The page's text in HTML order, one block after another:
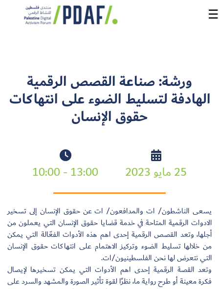
فعاليات
المنتدى
ومتحدثون
سابقة
سجل الآن
☰
ورشة: صناعة القصص الرقمية
الهادفة لتسليط الضوء على انتهاكات
حقوق الإنسان
25 مايو 2023 13:00 - 10:00
يسعى الناشطون/ ات والمدافعون/ ات عن حقوق الإنسان إلى تسخير
الادوات الرقمية المتاحة في خدمة قضايا حقوق الإنسان التي يعملون من
أجلها، وتعد القصص الرقمية إحدى اهم هذه الأدوات الفعّالة التي يمكن
من خلالها تسليط الضوء وتركيز الاهتمام على انتهاكات حقوق الإنسان
التي نتعرض لها نحن الفلسطينيون/ات.
وتعد القصة الرقمية إحدى اهم الأدوات التي يمكن تسخيرها لإيصال
فكرة معينة أو طرح رواية ما، نظرًا لقوة تأثير الصورة والمشهد والسرد على